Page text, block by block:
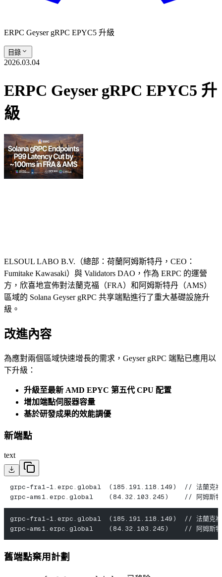
ERPC Geyser gRPC EPYC5 升級
目錄
2026.03.04
ERPC Geyser gRPC EPYC5 升
級
ELSOUL LABO B.V.（總部：荷蘭阿姆斯特丹，CEO：
Fumitake Kawasaki）與 Validators DAO，作為 ERPC 的運營
方，欣喜地宣佈對法蘭克福（FRA）和阿姆斯特丹（AMS）
區域的 Solana Geyser gRPC 共享端點進行了重大基礎設施升
級。
改進內容
為應對兩個區域快速增長的需求，Geyser gRPC 端點已應用以
下升級：
升級至最新 AMD EPYC 第五代 CPU 配置
增加端點伺服器容量
基於研發成果的效能調優
新端點
text
grpc-fra1-1.erpc.global  (185.191.118.149)  // 法蘭克福
grpc-ams1.erpc.global    (84.32.103.245)    // 阿姆斯特
grpc-fra1-1.erpc.global  (185.191.118.149)  // 法蘭克福
grpc-ams1.erpc.global    (84.32.103.245)    // 阿姆斯特
舊端點棄用計劃